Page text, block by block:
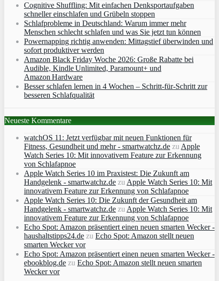
Cognitive Shuffling: Mit einfachen Denksportaufgaben
schneller einschlafen und Grübeln stoppen
Schlafprobleme in Deutschland: Warum immer mehr
Menschen schlecht schlafen und was Sie jetzt tun können
Powernapping richtig anwenden: Mittagstief überwinden und
sofort produktiver werden
Amazon Black Friday Woche 2026: Große Rabatte bei
Audible, Kindle Unlimited, Paramount+ und
Amazon Hardware
Besser schlafen lernen in 4 Wochen – Schritt‑für‑Schritt zur
besseren Schlafqualität
Neueste Kommentare
watchOS 11: Jetzt verfügbar mit neuen Funktionen für
Fitness, Gesundheit und mehr - smartwatchz.de zu Apple
Watch Series 10: Mit innovativem Feature zur Erkennung
von Schlafapnoe
Apple Watch Series 10 im Praxistest: Die Zukunft am
Handgelenk - smartwatchz.de zu Apple Watch Series 10: Mit
innovativem Feature zur Erkennung von Schlafapnoe
Apple Watch Series 10: Die Zukunft der Gesundheit am
Handgelenk - smartwatchz.de zu Apple Watch Series 10: Mit
innovativem Feature zur Erkennung von Schlafapnoe
Echo Spot: Amazon präsentiert einen neuen smarten Wecker -
haushaltstipps24.de zu Echo Spot: Amazon stellt neuen
smarten Wecker vor
Echo Spot: Amazon präsentiert einen neuen smarten Wecker -
ebookblog.de zu Echo Spot: Amazon stellt neuen smarten
Wecker vor